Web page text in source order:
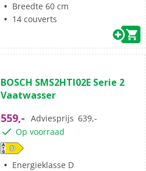
Breedte 60 cm
14 couverts
BOSCH SMS2HTI02E Serie 2
Vaatwasser
559,- Adviesprijs 639,-
Op voorraad
Energieklasse D